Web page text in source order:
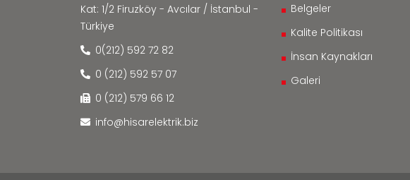
Kat: 1/2 Firuzköy - Avcılar / İstanbul -
Türkiye
0(212) 592 72 82
0 (212) 592 57 07
0 (212) 579 66 12
info@hisarelektrik.biz
Belgeler
Kalite Politikası
İnsan Kaynakları
Galeri